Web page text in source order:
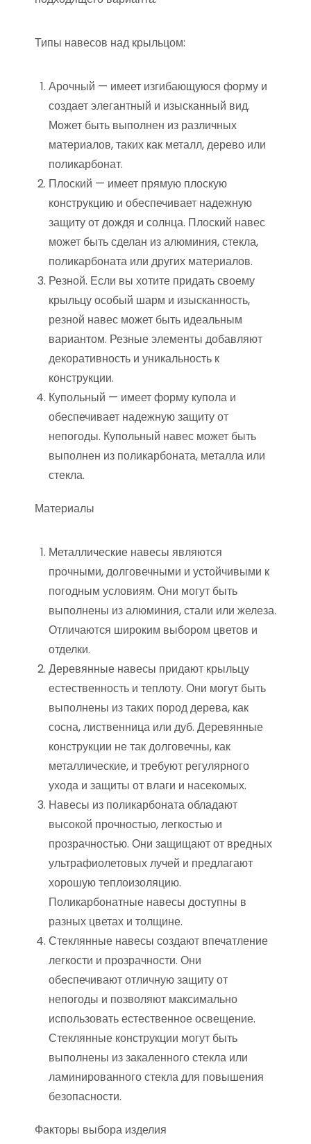
Типы навесов над крыльцом:
Арочный — имеет изгибающуюся форму и
создает элегантный и изысканный вид.
Может быть выполнен из различных
материалов, таких как металл, дерево или
поликарбонат.
Плоский — имеет прямую плоскую
конструкцию и обеспечивает надежную
защиту от дождя и солнца. Плоский навес
может быть сделан из алюминия, стекла,
поликарбоната или других материалов.
Резной. Если вы хотите придать своему
крыльцу особый шарм и изысканность,
резной навес может быть идеальным
вариантом. Резные элементы добавляют
декоративность и уникальность к
конструкции.
Купольный — имеет форму купола и
обеспечивает надежную защиту от
непогоды. Купольный навес может быть
выполнен из поликарбоната, металла или
стекла.
Материалы
Металлические навесы являются
прочными, долговечными и устойчивыми к
погодным условиям. Они могут быть
выполнены из алюминия, стали или железа.
Отличаются широким выбором цветов и
отделки.
Деревянные навесы придают крыльцу
естественность и теплоту. Они могут быть
выполнены из таких пород дерева, как
сосна, лиственница или дуб. Деревянные
конструкции не так долговечны, как
металлические, и требуют регулярного
ухода и защиты от влаги и насекомых.
Навесы из поликарбоната обладают
высокой прочностью, легкостью и
прозрачностью. Они защищают от вредных
ультрафиолетовых лучей и предлагают
хорошую теплоизоляцию.
Поликарбонатные навесы доступны в
разных цветах и толщине.
Стеклянные навесы создают впечатление
легкости и прозрачности. Они
обеспечивают отличную защиту от
непогоды и позволяют максимально
использовать естественное освещение.
Стеклянные конструкции могут быть
выполнены из закаленного стекла или
ламинированного стекла для повышения
безопасности.
Факторы выбора изделия